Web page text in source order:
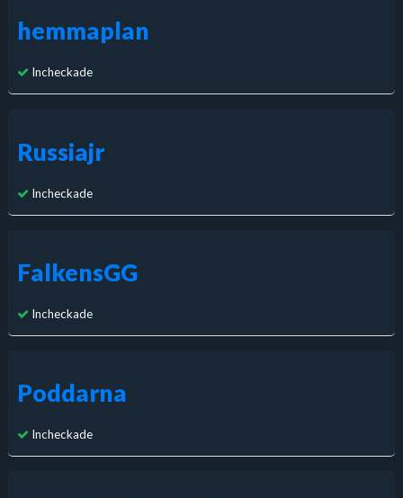
hemmaplan
Incheckade
Russiajr
Incheckade
FalkensGG
Incheckade
Poddarna
Incheckade